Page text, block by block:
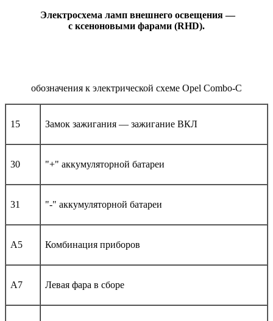
Электросхема ламп внешнего освещения —
с ксеноновыми фарами (RHD).
обозначения к электрической схеме Opel Combo-С
15 Замок зажигания — зажигание ВКЛ
30 "+" аккумуляторной батареи
31 "-" аккумуляторной батареи
A5 Комбинация приборов
A7 Левая фара в сборе